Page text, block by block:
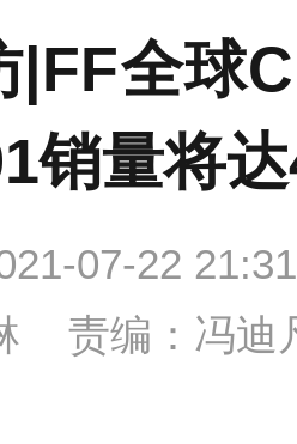
|FF全球
销量将
07-22 21:31
责编：冯迪